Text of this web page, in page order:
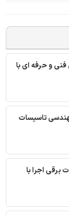
فنی و حرفه ای با
تاسیسات
برقی اجرا با